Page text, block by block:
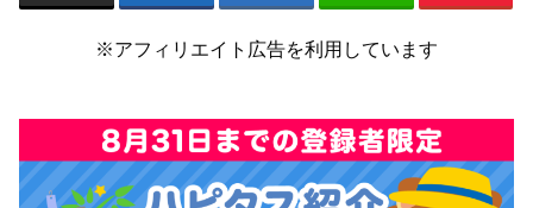
※アフィリエイト広告を利用しています